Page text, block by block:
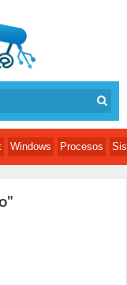
Windows Procesos